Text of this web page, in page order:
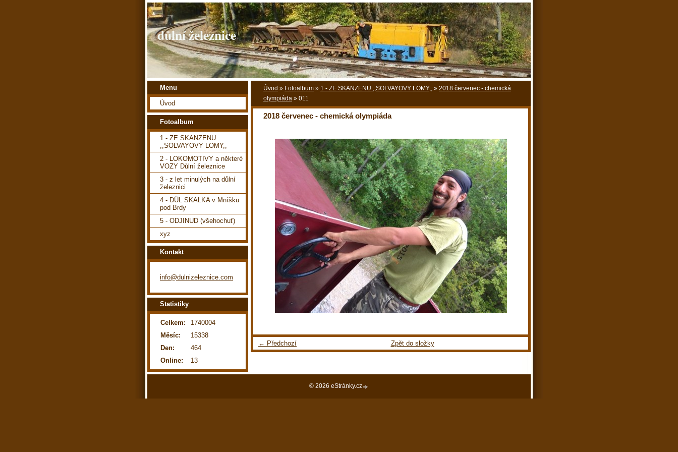
důlní železnice
Úvod » Fotoalbum » 1 - ZE SKANZENU ,,SOLVAYOVY LOMY,, » 2018 červenec - chemická
olympiáda » 011
2018 červenec - chemická olympiáda
← Předchozí Zpět do složky
Menu
Úvod
Fotoalbum
1 - ZE SKANZENU
,,SOLVAYOVY LOMY,,
2 - LOKOMOTIVY a některé
VOZY Důlní železnice
3 - z let minulých na důlní
železnici
4 - DŮL SKALKA v Mníšku
pod Brdy
5 - ODJINUD (všehochuť)
xyz
Kontakt
info@dulnizeleznice.com
Statistiky
Online: 13
Celkem:
1740004
Měsíc:
15338
Den:
464
© 2026 eStránky.cz